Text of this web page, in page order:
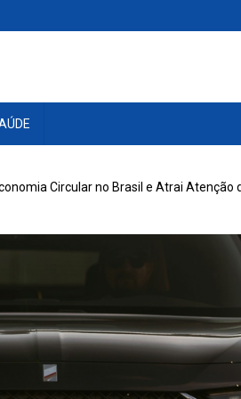
Circular no Brasil e Atrai Atenção